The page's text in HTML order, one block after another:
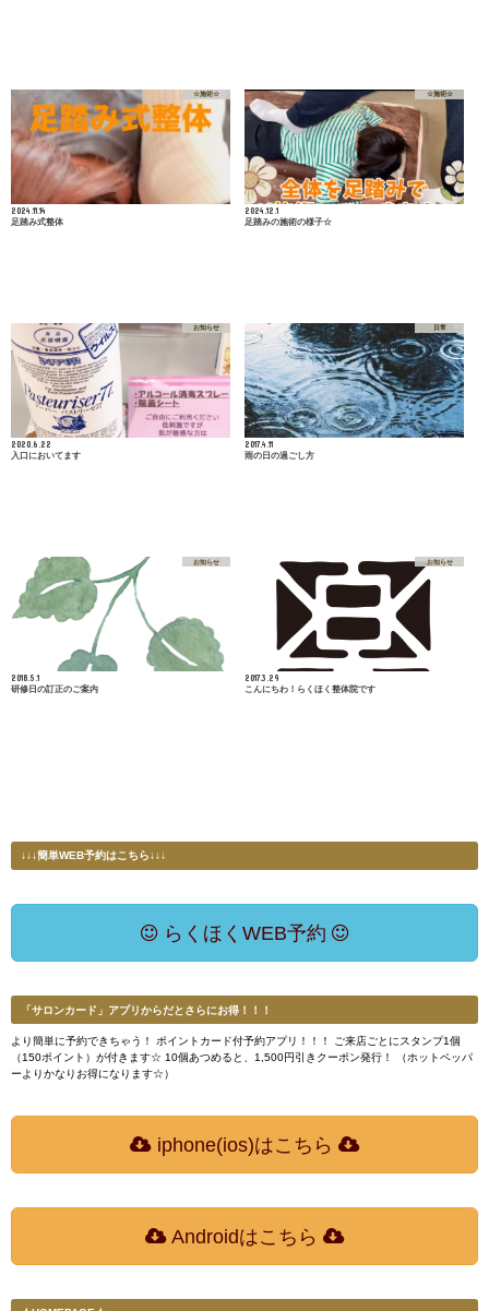
☆施術☆
2024.11.14
足踏み式整体
☆施術☆
2024.12.1
足踏みの施術の様子☆
お知らせ
2020.6.22
入口においてます
日常
2017.4.11
雨の日の過ごし方
お知らせ
2018.5.1
研修日の訂正のご案内
お知らせ
2017.3.29
こんにちわ！らくほく整体院です
↓↓↓簡単WEB予約はこちら↓↓↓
らくほくWEB予約
「サロンカード」アプリからだとさらにお得！！！
より簡単に予約できちゃう！ ポイントカード付予約アプリ！！！ ご来店ごとにスタンプ1個
（150ポイント）が付きます☆ 10個あつめると、1,500円引きクーポン発行！ （ホットペッパ
ーよりかなりお得になります☆）
iphone(ios)はこちら
Androidはこちら